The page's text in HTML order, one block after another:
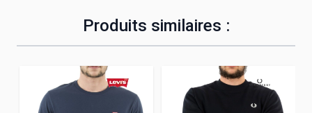
Produits similaires :